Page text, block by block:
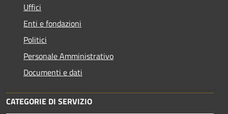
Uffici
Enti e fondazioni
Politici
Personale Amministrativo
Documenti e dati
CATEGORIE DI SERVIZIO